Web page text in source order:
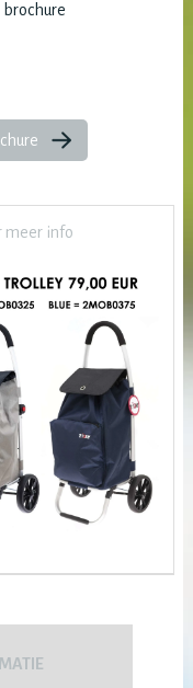
meer info